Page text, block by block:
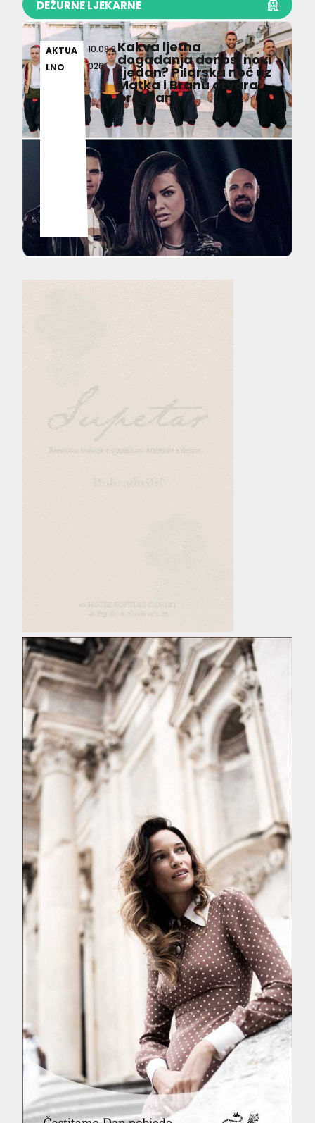
DEŽURNE LJEKARNE
AKTUA
LNO
10.08.2
026
Kakva ljetna
događanja donosi novi
tjedan? Pilarska noć uz
Matka i Branu otvara
program